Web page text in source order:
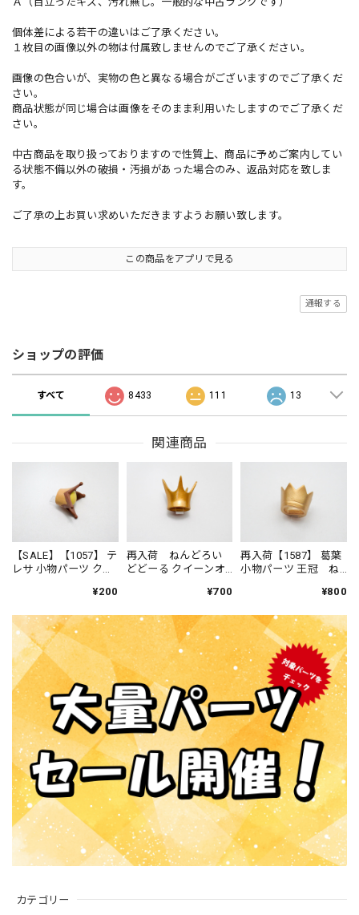
カテゴリー
個体差による若干の違いはご了承ください。
１枚目の画像以外の物は付属致しませんのでご了承ください。
画像の色合いが、実物の色と異なる場合がございますのでご了承くだ
さい。
商品状態が同じ場合は画像をそのまま利用いたしますのでご了承くだ
さい。
中古商品を取り扱っておりますので性質上、商品に予めご案内してい
る状態不備以外の破損・汚損があった場合のみ、返品対応を致しま
す。
ご了承の上お買い求めいただきますようお願い致します。
この商品をアプリで見る
通報する
ショップの評価
すべて 8433 111 13
関連商品
【SALE】【1057】 テ
レサ 小物パーツ クラ
¥200
再入荷 ねんどろい
どどーる クイーンオ
¥700
再入荷【1587】 葛葉
小物パーツ 王冠 ね
¥800